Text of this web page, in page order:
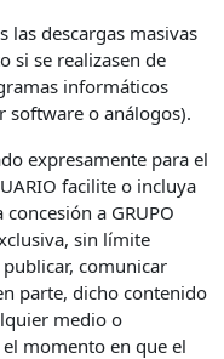
las descargas masivas
si se realizasen de
informáticos
software o análogos).
expresamente para el
facilite o incluya
a GRUPO
sin límite
comunicar
parte, dicho contenido
medio o
momento en que el